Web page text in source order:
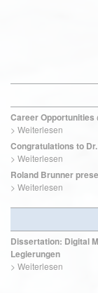
Career Opportunities
> Weiterlesen
Congratulations to
> Weiterlesen
Roland Brunner
> Weiterlesen
Dissertation: Digital
Legierungen
> Weiterlesen